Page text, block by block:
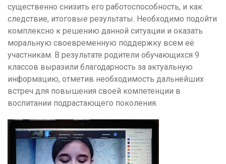
существенно снизить его работоспособность, и как
следствие, итоговые результаты. Необходимо подойти
комплексно к решению данной ситуации и оказать
моральную своевременную поддержку всем её
участникам. В результате родители обучающихся 9
классов выразили благодарность за актуальную
информацию, отметив необходимость дальнейших
встреч для повышения своей компетенции в
воспитании подрастающего поколения.